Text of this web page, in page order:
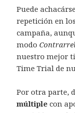
Puede
repetición en
campaña,
modo
nuestro mejor
Time Trial de
Por otra parte,
múltiple con